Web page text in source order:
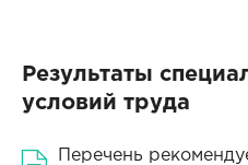
Результаты
условий труда
Перечень